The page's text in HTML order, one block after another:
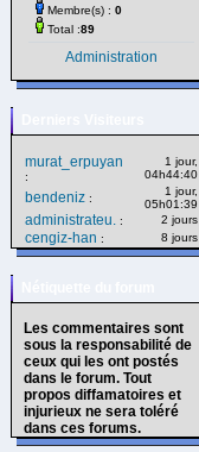
Membre(s) : 0
Total :89
Administration
murat_erpuyan
:
1 jour,
04h44:40
bendeniz :
1 jour,
05h01:39
administrateu. : 2 jours
cengiz-han : 8 jours
Les commentaires sont
sous la responsabilité de
ceux qui les ont postés
dans le forum. Tout
propos diffamatoires et
injurieux ne sera toléré
dans ces forums.